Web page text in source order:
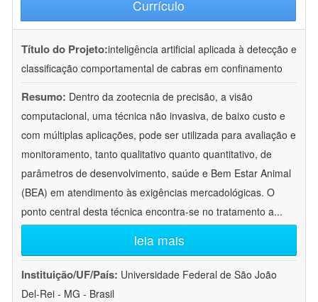
Currículo
Título do Projeto:inteligência artificial aplicada à detecção e
classificação comportamental de cabras em confinamento
Resumo: Dentro da zootecnia de precisão, a visão
computacional, uma técnica não invasiva, de baixo custo e
com múltiplas aplicações, pode ser utilizada para avaliação e
monitoramento, tanto qualitativo quanto quantitativo, de
parâmetros de desenvolvimento, saúde e Bem Estar Animal
(BEA) em atendimento às exigências mercadológicas. O
ponto central desta técnica encontra-se no tratamento a...
leia mais
Instituição/UF/País: Universidade Federal de São João
Del-Rei - MG - Brasil